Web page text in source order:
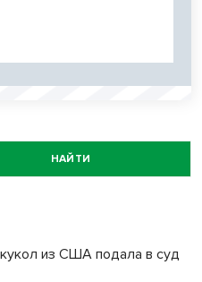
НАЙТИ
из США подала в суд